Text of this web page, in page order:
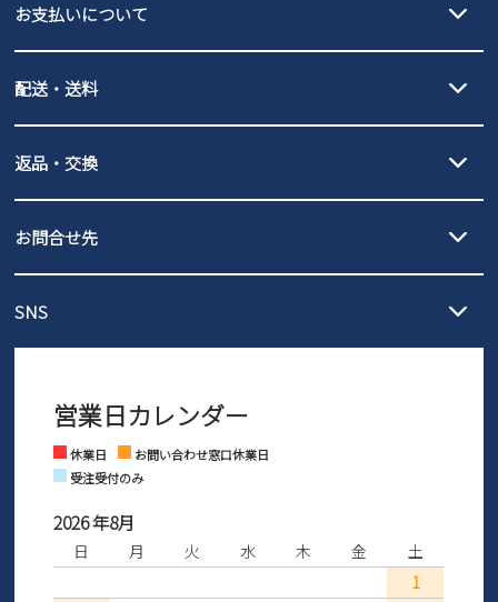
お支払いについて
PayPay（オンライン決済）、代金引換のご利用が可能です。
配送・送料
北海道・本州・四国・九州…550円
3,980円（税込）以上お買い上げで送料無料
ご利用ください。
全国一律…220円（税込）
発送日・送料詳細についてはご利用ガイドを
ご利用ください。
返品・交換
の片道無料サービスを実施中！
ントとしても安心してご利用いただけるよう、サイズ交換の受付期
さい。
お問合せ先
営業時間：11時～17時
※土日祝はお問い合わせ窓口休業日となります。
SNS
Facebook Instagram
営業日カレンダー
休業日
お問い合わせ窓口休業日
受注受付のみ
2026 年8月
日 月 火 水 木 金
土
1